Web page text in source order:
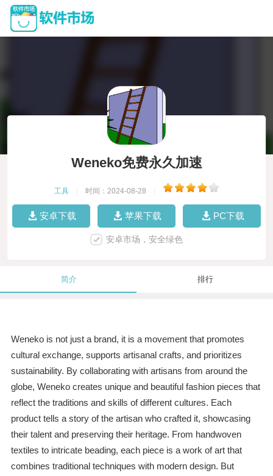
Weneko免费永久加速
工具 时间：2024-08-28
安卓下载 苹果下载 PC下载
安卓市场，安全绿色
简介 排行
Weneko is not just a brand, it is a movement that promotes
cultural exchange, supports artisanal crafts, and prioritizes
sustainability. By collaborating with artisans from around the
globe, Weneko creates unique and beautiful fashion pieces that
reflect the traditions and skills of different cultures. Each
product tells a story of the artisan who crafted it, showcasing
their talent and preserving their heritage. From handwoven
textiles to intricate beading, each piece is a work of art that
combines traditional techniques with modern design. But